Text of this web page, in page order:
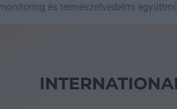
és természetvédelmi